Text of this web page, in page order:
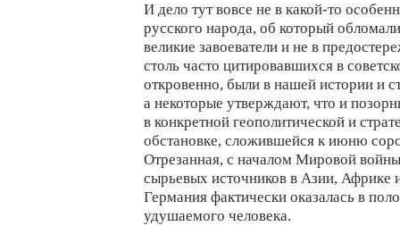
И дело тут вовсе не в какой-то
русского народа, об который
великие завоеватели и не в
столь часто цитировавшихся в
откровенно, были в нашей истории и
а некоторые утверждают, что и
в конкретной геополитической и
обстановке, сложившейся к июню
Отрезанная, с началом Мировой
сырьевых источников в Азии, Африке
Германия фактически оказалась в
удушаемого человека.